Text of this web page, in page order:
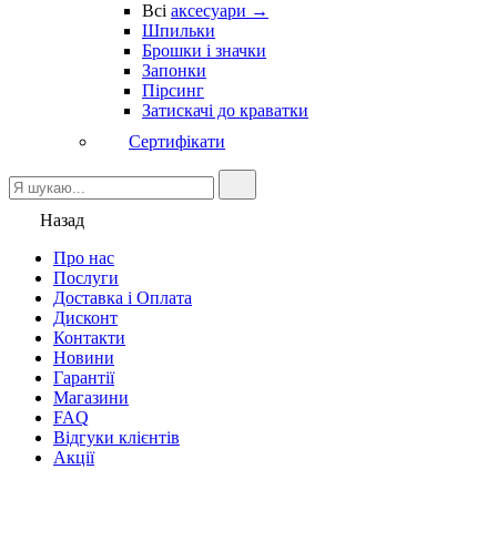
Всі аксесуари →
Шпильки
Брошки і значки
Запонки
Пірсинг
Затискачі до краватки
Сертифікати
Назад
Про нас
Послуги
Доставка і Оплата
Дисконт
Контакти
Новини
Гарантії
Магазини
FAQ
Відгуки клієнтів
Акції